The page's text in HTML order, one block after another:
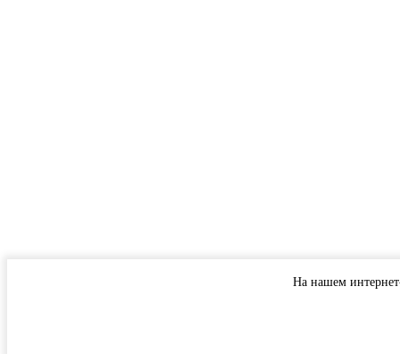
На нашем